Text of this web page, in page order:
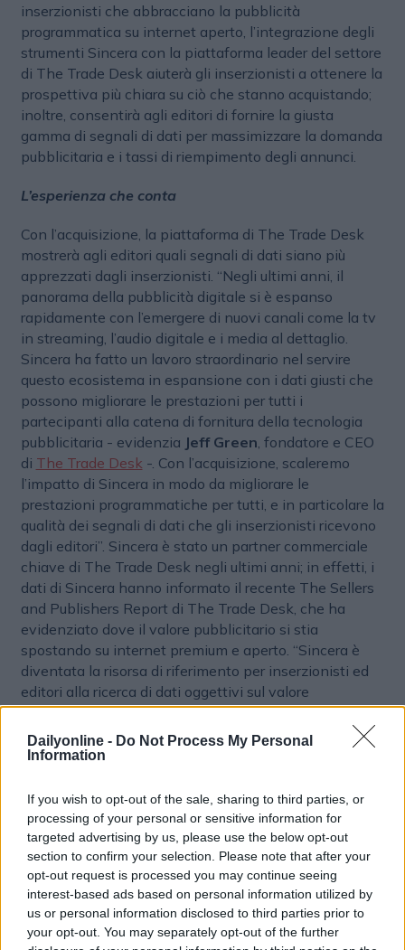
Dailyonline - Do Not Process My Personal
Information
If you wish to opt-out of the sale, sharing to third parties, or
processing of your personal or sensitive information for
targeted advertising by us, please use the below opt-out
section to confirm your selection. Please note that after your
opt-out request is processed you may continue seeing
interest-based ads based on personal information utilized by
us or personal information disclosed to third parties prior to
your opt-out. You may separately opt-out of the further
inserzionisti che abbracciano la pubblicità
programmatica su internet aperto, l’integrazione degli
strumenti Sincera con la piattaforma leader del settore
di The Trade Desk aiuterà gli inserzionisti a ottenere la
prospettiva più chiara su ciò che stanno acquistando;
inoltre, consentirà agli editori di fornire la giusta
gamma di segnali di dati per massimizzare la domanda
pubblicitaria e i tassi di riempimento degli annunci.
L’esperienza che conta
Con l’acquisizione, la piattaforma di The Trade Desk
mostrerà agli editori quali segnali di dati siano più
apprezzati dagli inserzionisti. “Negli ultimi anni, il
panorama della pubblicità digitale si è espanso
rapidamente con l’emergere di nuovi canali come la tv
in streaming, l’audio digitale e i media al dettaglio.
Sincera ha fatto un lavoro straordinario nel servire
questo ecosistema in espansione con i dati giusti che
possono migliorare le prestazioni per tutti i
partecipanti alla catena di fornitura della tecnologia
pubblicitaria - evidenzia Jeff Green , fondatore e CEO
di The Trade Desk -. Con l’acquisizione, scaleremo
l’impatto di Sincera in modo da migliorare le
prestazioni programmatiche per tutti, e in particolare la
qualità dei segnali di dati che gli inserzionisti ricevono
dagli editori”. Sincera è stato un partner commerciale
chiave di The Trade Desk negli ultimi anni; in effetti, i
dati di Sincera hanno informato il recente The Sellers
and Publishers Report di The Trade Desk, che ha
evidenziato dove il valore pubblicitario si stia
spostando su internet premium e aperto. “Sincera è
diventata la risorsa di riferimento per inserzionisti ed
editori alla ricerca di dati oggettivi sul valore
pubblicitario. Abbiamo mantenuto l’obiettività e ci
siamo assicurati di essere un’azienda di dati esperta,
piuttosto che un fornitore di dati - aggiunge
entusiasti di portare il nostro punto di vista e le nostre
intuizioni a The Trade Desk. Siamo convinti che la
fiducia e la crescita nell’ecosistema programmatico
saranno alimentate da un mercato trasparente ed equo
basato su dati oggettivi”.
MERGER & ACQUISITION PROGRAMMATIC